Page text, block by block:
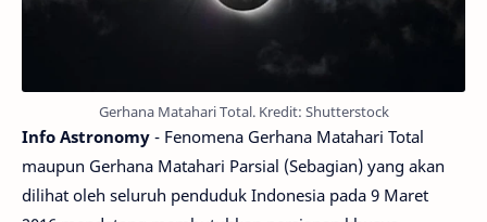
Gerhana Matahari Total. Kredit: Shutterstock
Info Astronomy - Fenomena Gerhana Matahari Total
maupun Gerhana Matahari Parsial (Sebagian) yang akan
dilihat oleh seluruh penduduk Indonesia pada 9 Maret